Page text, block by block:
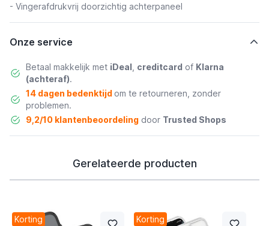
- Vingerafdrukvrij doorzichtig achterpaneel
Onze service
Betaal makkelijk met iDeal creditcard of Klarna
(achteraf).
14 dagen bedenktijd om te retourneren, zonder
problemen.
9,2/10 klantenbeoordelingdoor Trusted Shops
Gerelateerde producten
Korting Korting